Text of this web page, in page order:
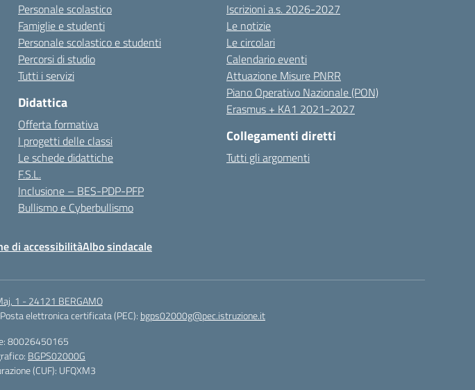
Personale scolastico
Famiglie e studenti
Personale scolastico e studenti
Percorsi di studio
Tutti i servizi
Didattica
Offerta formativa
I progetti delle classi
Le schede didattiche
F.S.L.
Inclusione – BES-PDP-PFP
Bullismo e Cyberbullismo
Iscrizioni a.s. 2026-2027
Le notizie
Le circolari
Calendario eventi
Attuazione Misure PNRR
Piano Operativo Nazionale (PON)
Erasmus + KA1 2021-2027
Collegamenti diretti
Tutti gli argomenti
di accessibilitàAlbo sindacale
1 - 24121 BERGAMO
Posta elettronica certificata (PEC): bgps02000g@pec.istruzione.it
80026450165
BGPS02000G
(CUF): UFQXM3